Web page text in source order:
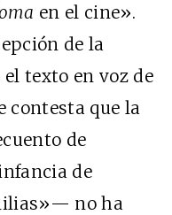
en el cine».
de la
texto en voz de
contesta que la
de
de
no ha